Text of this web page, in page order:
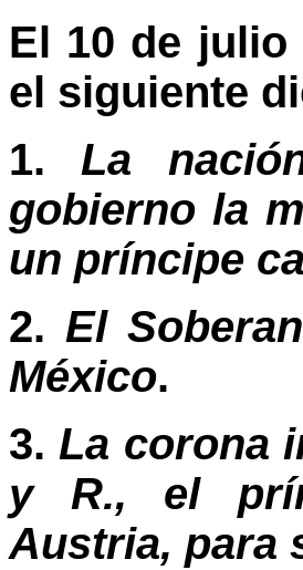
El 10 de julio
el siguiente
1. La
gobierno la
un príncipe
2. El
México.
3. La corona
y R., el
Austria, para